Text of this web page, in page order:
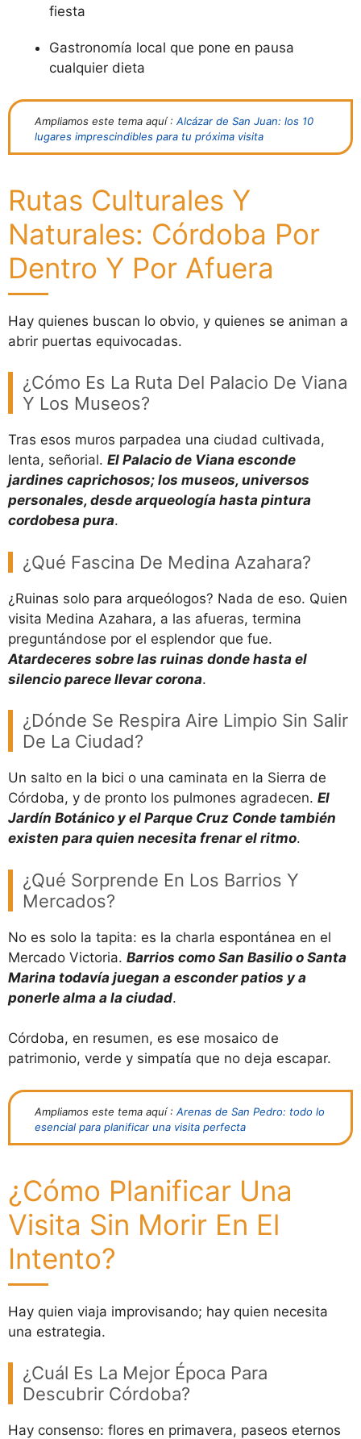
fiesta
Gastronomía local que pone en pausa
cualquier dieta
Ampliamos este tema aquí : Alcázar de San Juan: los 10
lugares imprescindibles para tu próxima visita
Rutas Culturales Y
Naturales: Córdoba Por
Dentro Y Por Afuera
Hay quienes buscan lo obvio, y quienes se animan a
abrir puertas equivocadas.
¿Cómo Es La Ruta Del Palacio De Viana
Y Los Museos?
Tras esos muros parpadea una ciudad cultivada,
lenta, señorial. El Palacio de Viana esconde
jardines caprichosos; los museos, universos
personales, desde arqueología hasta pintura
cordobesa pura.
¿Qué Fascina De Medina Azahara?
¿Ruinas solo para arqueólogos? Nada de eso. Quien
visita Medina Azahara, a las afueras, termina
preguntándose por el esplendor que fue.
Atardeceres sobre las ruinas donde hasta el
silencio parece llevar corona.
¿Dónde Se Respira Aire Limpio Sin Salir
De La Ciudad?
Un salto en la bici o una caminata en la Sierra de
Córdoba, y de pronto los pulmones agradecen. El
Jardín Botánico y el Parque Cruz Conde también
existen para quien necesita frenar el ritmo.
¿Qué Sorprende En Los Barrios Y
Mercados?
No es solo la tapita: es la charla espontánea en el
Mercado Victoria. Barrios como San Basilio o Santa
Marina todavía juegan a esconder patios y a
ponerle alma a la ciudad.
Córdoba, en resumen, es ese mosaico de
patrimonio, verde y simpatía que no deja escapar.
Ampliamos este tema aquí : Arenas de San Pedro: todo lo
esencial para planificar una visita perfecta
¿Cómo Planificar Una
Visita Sin Morir En El
Intento?
Hay quien viaja improvisando; hay quien necesita
una estrategia.
¿Cuál Es La Mejor Época Para
Descubrir Córdoba?
Hay consenso: flores en primavera, paseos eternos